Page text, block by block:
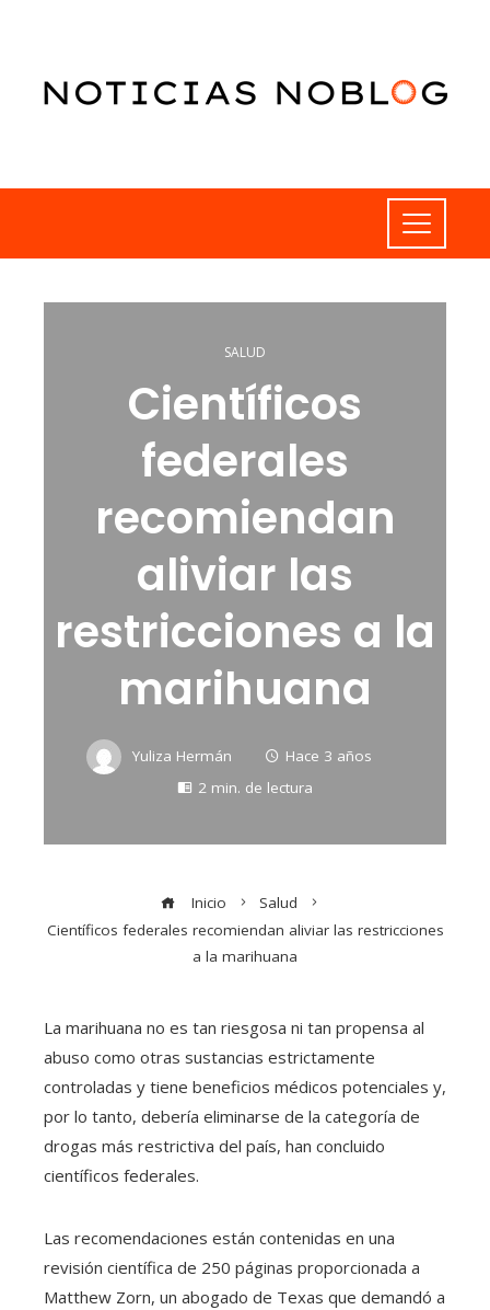
SALUD
Científicos
federales
recomiendan
aliviar las
restricciones a la
marihuana
Yuliza Hermán
Hace 3 años
2 min. de lectura
Inicio
Salud
Científicos federales recomiendan aliviar las restricciones
a la marihuana
La marihuana no es tan riesgosa ni tan propensa al
abuso como otras sustancias estrictamente
controladas y tiene beneficios médicos potenciales y,
por lo tanto, debería eliminarse de la categoría de
drogas más restrictiva del país, han concluido
científicos federales.
Las recomendaciones están contenidas en una
revisión científica de 250 páginas proporcionada a
Matthew Zorn, un abogado de Texas que demandó a